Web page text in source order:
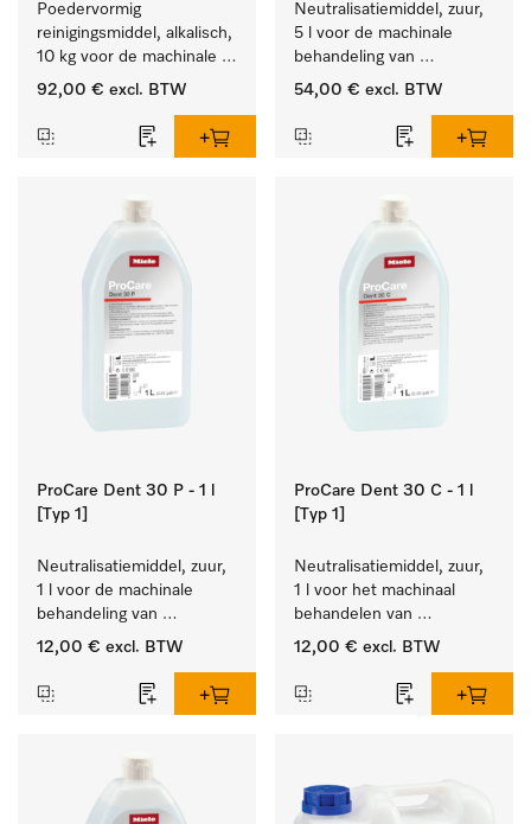
Poedervormig
reinigingsmiddel, alkalisch,
10 kg voor de machinale
behandeling van
instrumenten.
92,00 € excl. BTW
Neutralisatiemiddel, zuur,
5 l voor de machinale
behandeling van
tandheelkundige
54,00 € excl. BTW
ProCare Dent 30 P - 1 l
[Typ 1]
Neutralisatiemiddel, zuur,
1 l voor de machinale
behandeling van
tandheelkundige
12,00 € excl. BTW
ProCare Dent 30 C - 1 l
[Typ 1]
Neutralisatiemiddel, zuur,
1 l voor het machinaal
behandelen van
tandheelkundige- en
12,00 € excl. BTW